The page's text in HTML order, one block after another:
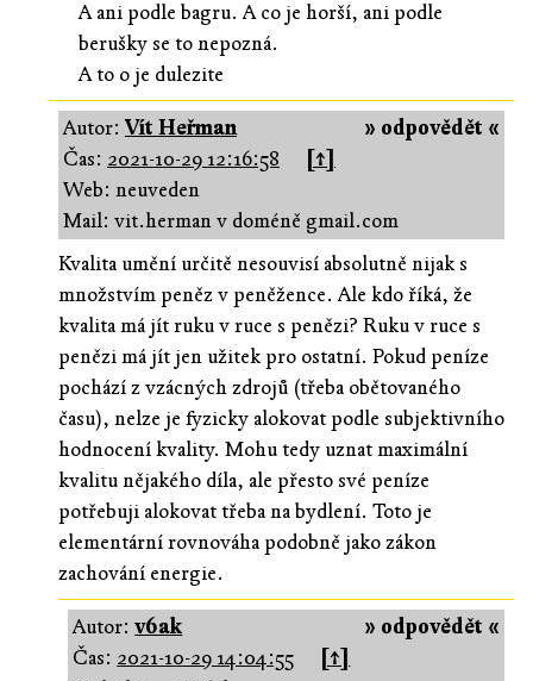
A ani podle bagru. A co je horší, ani podle
berušky se to nepozná.
A to o je dulezite
» odpovědět «
Autor:Vít Heřman
Čas: 2021-10-29 12:16:58
[↑]
Web: neuveden
Mail: vit.herman v doméně gmail.com
Kvalita umění určitě nesouvisí absolutně nijak s
množstvím peněz v peněžence. Ale kdo říká, že
kvalita má jít ruku v ruce s penězi? Ruku v ruce s
penězi má jít jen užitek pro ostatní. Pokud peníze
pochází z vzácných zdrojů (třeba obětovaného
času), nelze je fyzicky alokovat podle subjektivního
hodnocení kvality. Mohu tedy uznat maximální
kvalitu nějakého díla, ale přesto své peníze
potřebuji alokovat třeba na bydlení. Toto je
elementární rovnováha podobně jako zákon
zachování energie.
» odpovědět «
Autor:v6ak
Čas: 2021-10-29 14:04:55
[↑]